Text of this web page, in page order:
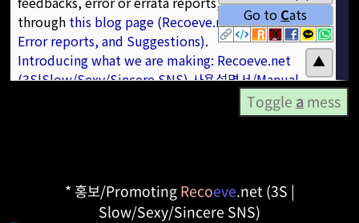
Toggle amess
* 홍보/PromotingRecoeve.net (3S |
Slow/Sexy/Sincere SNS)